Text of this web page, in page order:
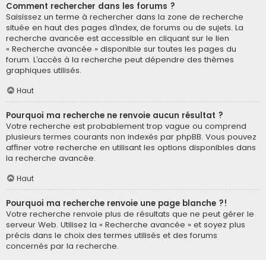
Comment rechercher dans les forums ?
Saisissez un terme à rechercher dans la zone de recherche
située en haut des pages d’index, de forums ou de sujets. La
recherche avancée est accessible en cliquant sur le lien
« Recherche avancée » disponible sur toutes les pages du
forum. L’accès à la recherche peut dépendre des thèmes
graphiques utilisés.
Haut
Pourquoi ma recherche ne renvoie aucun résultat ?
Votre recherche est probablement trop vague ou comprend
plusieurs termes courants non indexés par phpBB. Vous pouvez
affiner votre recherche en utilisant les options disponibles dans
la recherche avancée.
Haut
Pourquoi ma recherche renvoie une page blanche ?!
Votre recherche renvoie plus de résultats que ne peut gérer le
serveur Web. Utilisez la « Recherche avancée » et soyez plus
précis dans le choix des termes utilisés et des forums
concernés par la recherche.